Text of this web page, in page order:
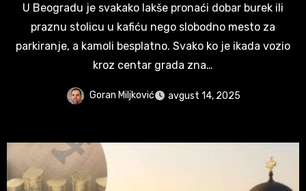
U Beogradu je svakako lakše pronaći dobar burek ili
praznu stolicu u kafiću nego slobodno mesto za
parkiranje, a kamoli besplatno. Svako ko je ikada vozio
kroz centar grada zna…
Goran Miljković avgust 14, 2025